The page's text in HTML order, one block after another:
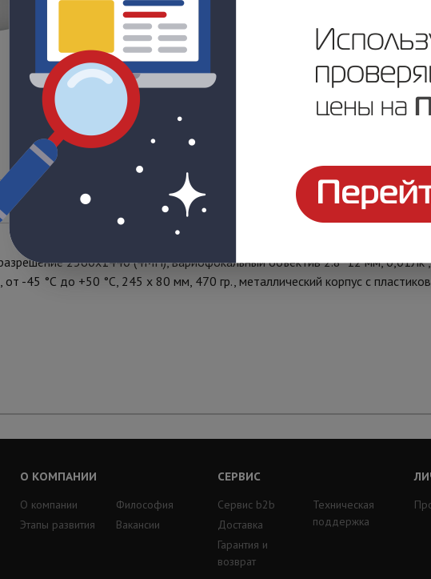
характеристики
2560х1440 (4МП), вариофокальный объектив 2.8~12 мм,
-45 °С до +50 °С, 245 х 80 мм, 470 гр., металлический корпус с
О КОМПАНИИ
О компании
Этапы развития
Философия
Вакансии
СЕРВИС
Сервис b2b
Доставка
Гарантия и
возврат
Техническая
поддержка